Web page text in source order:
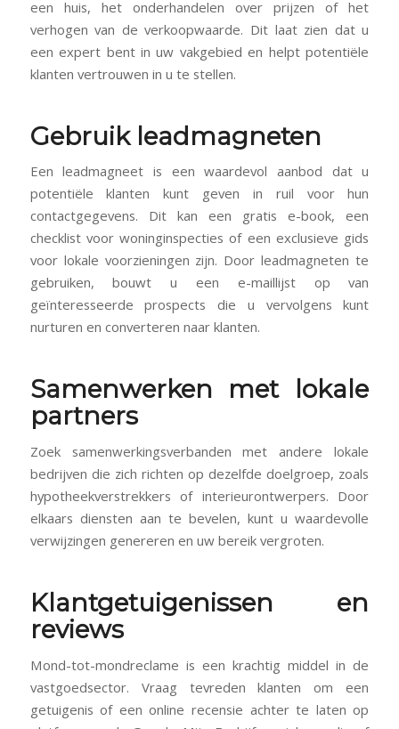
een huis, het onderhandelen over prijzen of het
verhogen van de verkoopwaarde. Dit laat zien dat u
een expert bent in uw vakgebied en helpt potentiële
klanten vertrouwen in u te stellen.
Gebruik leadmagneten
Een leadmagneet is een waardevol aanbod dat u
potentiële klanten kunt geven in ruil voor hun
contactgegevens. Dit kan een gratis e-book, een
checklist voor woninginspecties of een exclusieve gids
voor lokale voorzieningen zijn. Door leadmagneten te
gebruiken, bouwt u een e-maillijst op van
geïnteresseerde prospects die u vervolgens kunt
nurturen en converteren naar klanten.
Samenwerken met lokale
partners
Zoek samenwerkingsverbanden met andere lokale
bedrijven die zich richten op dezelfde doelgroep, zoals
hypotheekverstrekkers of interieurontwerpers. Door
elkaars diensten aan te bevelen, kunt u waardevolle
verwijzingen genereren en uw bereik vergroten.
Klantgetuigenissen en
reviews
Mond-tot-mondreclame is een krachtig middel in de
vastgoedsector. Vraag tevreden klanten om een
getuigenis of een online recensie achter te laten op